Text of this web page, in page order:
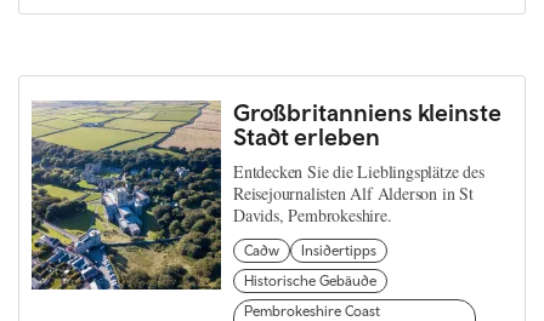
Großbritanniens kleinste
Stadt erleben
Entdecken Sie die Lieblingsplätze des
Reisejournalisten Alf Alderson in St
Davids, Pembrokeshire.
Cadw
Insidertipps
Historische Gebäude
Pembrokeshire Coast